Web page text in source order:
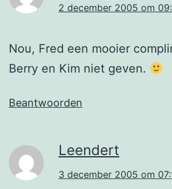
2 december 2005 om
Nou, Fred een mooier
Berry en Kim niet geven.
Beantwoorden
Leendert
3 december 2005 om